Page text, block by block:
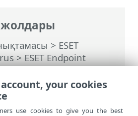
> ESET
>ESET Endpoint
>Құралдар>
Диалог терезелері -
Тапсырма уақыты
your cookies
use cookies to give you the best